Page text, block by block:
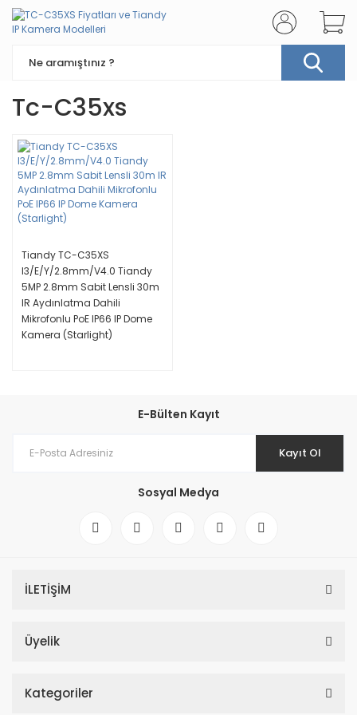
Tc-C35xs
Tiandy TC-C35XS
I3/E/Y/2.8mm/V4.0 Tiandy
5MP 2.8mm Sabit Lensli 30m
IR Aydınlatma Dahili
Mikrofonlu PoE IP66 IP Dome
Kamera (Starlight)
E-Bülten Kayıt
Kayıt Ol
Sosyal Medya
İLETİŞİM
Üyelik
Kategoriler